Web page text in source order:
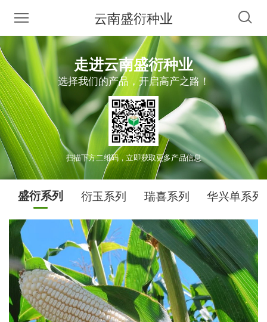
云南盛衍种业
走进云南盛衍种业
选择我们的产品，开启高产之路！
扫描下方二维码，立即获取更多产品信息
盛衍系列 衍玉系列 瑞喜系列 华兴单系列